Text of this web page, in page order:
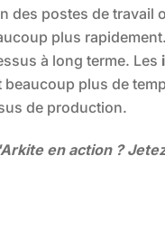
des postes de
plus rapidement.
à long terme. Les
plus de
de production.
en action ?